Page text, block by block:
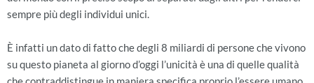
sempre più degli individui unici.
È infatti un dato di fatto che degli 8 miliardi di persone che vivono
su questo pianeta al giorno d’oggi l’unicità è una di quelle qualità